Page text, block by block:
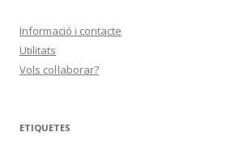
Informació i contacte
Utilitats
Vols col·laborar?
ETIQUETES